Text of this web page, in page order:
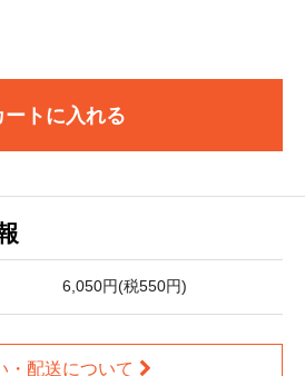
ートに入れる
6,050円(税550円)
・配送について